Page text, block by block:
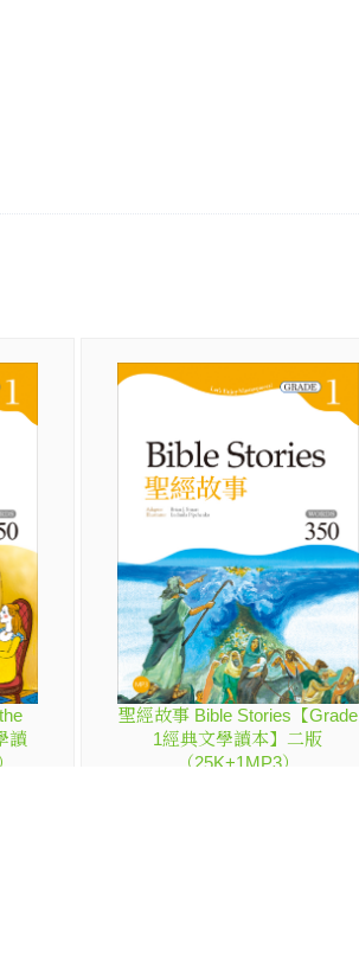
讀
聖經故事 Bible Stories【Grade
1經典文學讀本】二版
（25K+1MP3）